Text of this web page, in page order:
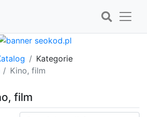
Kategorie
Kino, film
film